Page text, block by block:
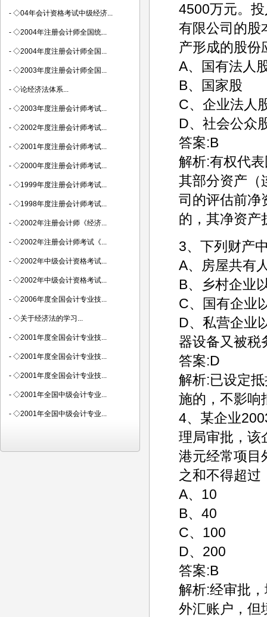
4500万元。
有限公司的股
产形成的股份
A、国有法人
B、国家股
C、企业法人
D、社会公众
答案:B
解析:有权代
其部分资产（
司的评估前净
的，其净资产
3、下列财产
A、房屋共有
B、乡村企业
C、国有企业
D、私营企业
器设备又被税
答案:D
解析:已设定
施的，不影响
4、某企业
理局审批，该
港元经常项目
之和不得超过
A、10
B、40
C、100
D、200
答案:B
解析:经审批
外汇账户，但
- ◇04年会计资格考试中级经济...
- ◇2004年注册会计师全国统...
- ◇2004年度注册会计师全国...
- ◇2003年度注册会计师全国...
- ◇论经济法体系...
- ◇2003年度注册会计师考试...
- ◇2002年度注册会计师考试...
- ◇2001年度注册会计师考试...
- ◇2000年度注册会计师考试...
- ◇1999年度注册会计师考试...
- ◇1998年度注册会计师考试...
- ◇2002年注册会计师《经济...
- ◇2002年注册会计师考试《...
- ◇2002年中级会计资格考试...
- ◇2002年中级会计资格考试...
- ◇2006年度全国会计专业技...
- ◇关于经济法的学习...
- ◇2001年度全国会计专业技...
- ◇2001年度全国会计专业技...
- ◇2001年度全国会计专业技...
- ◇2001年全国中级会计专业...
- ◇2001年全国中级会计专业...